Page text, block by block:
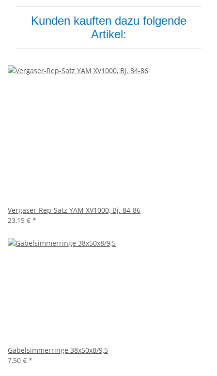
Kunden kauften dazu folgende
Artikel:
Vergaser-Rep-Satz YAM XV1000, Bj. 84-86
23,15 € *
Gabelsimmerringe 38x50x8/9,5
7,50 € *